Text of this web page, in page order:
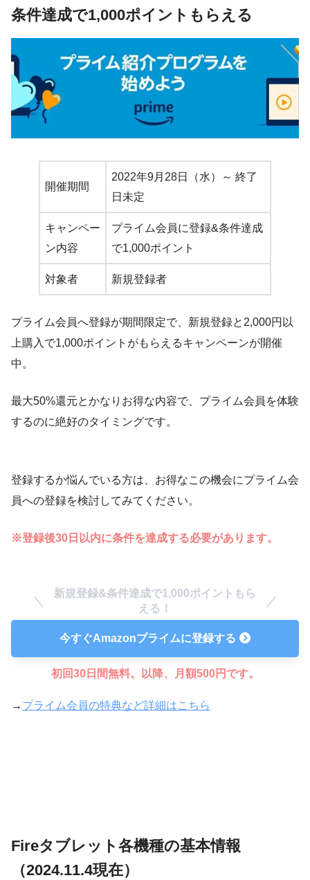
条件達成で1,000ポイントもらえる
開催期間
2022年9月28日（水）～ 終了
日未定
キャンペー
ン内容
プライム会員に登録&条件達成
で1,000ポイント
対象者 新規登録者
プライム会員へ登録が期間限定で、新規登録と2,000円以
上購入で1,000ポイントがもらえるキャンペーンが開催
中。
最大50%還元とかなりお得な内容で、プライム会員を体験
するのに絶好のタイミングです。
登録するか悩んでいる方は、お得なこの機会にプライム会
員への登録を検討してみてください。
※登録後30日以内に条件を達成する必要があります。
新規登録&条件達成で1,000ポイントもら
える！
今すぐAmazonプライムに登録する
初回30日間無料。以降、月額500円です。
→ プライム会員の特典など詳細はこちら
Fireタブレット各機種の基本情報
（2024.11.4現在）